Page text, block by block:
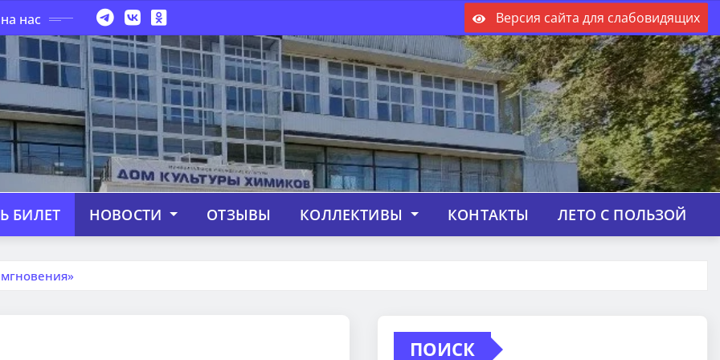
нас Версия сайта для слабовидящих
БИЛЕТ НОВОСТИ ОТЗЫВЫ КОЛЛЕКТИВЫ КОНТАКТЫ ЛЕТО С ПОЛЬЗОЙ
ПОИСК